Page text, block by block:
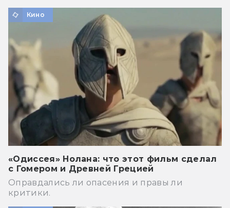
Кино
«Одиссея» Нолана: что этот фильм сделал
с Гомером и Древней Грецией
Оправдались ли опасения и правы ли
критики.